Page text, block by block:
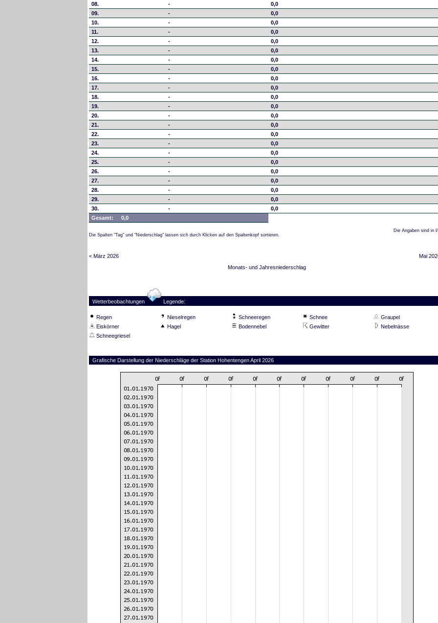
08.
-
0,0
09.
-
0,0
10.
-
0,0
11.
-
0,0
12.
-
0,0
13.
-
0,0
14.
-
0,0
15.
-
0,0
16.
-
0,0
17.
-
0,0
18.
-
0,0
19.
-
0,0
20.
-
0,0
21.
-
0,0
22.
-
0,0
23.
-
0,0
24.
-
0,0
25.
-
0,0
26.
-
0,0
27.
-
0,0
28.
-
0,0
29.
-
0,0
30.
-
0,0
Gesamt:
0,0
Die Spalten "Tag" und "Niederschlag" lassen sich durch Klicken auf den Spaltenkopf sortieren.
Die Angaben sind in l/
< März 2026
Mai
Monats- und Jahresniederschlag
Wetterbeobachtungen Legende:
Regen Nieselregen Schneeregen Schnee
Graupel
Eiskörner
Hagel Bodennebel Gewitter
Nebelnässe
Schneegriesel
Grafische Darstellung der Niederschläge der Station Hohentengen April 2026